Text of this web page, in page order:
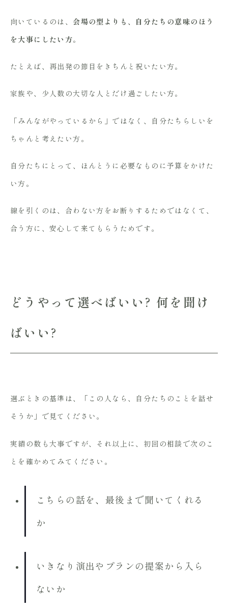
向いているのは、 会場の型よりも、自分たちの意味のほう
を大事にしたい方。
たとえば、再出発の節目をきちんと祝いたい方。
家族や、少人数の大切な人とだけ過ごしたい方。
「みんながやっているから」ではなく、自分たちらしいを
ちゃんと考えたい方。
自分たちにとって、ほんとうに必要なものに予算をかけた
い方。
線を引くのは、合わない方をお断りするためではなくて、
合う方に、安心して来てもらうためです。
どうやって選べばいい? 何を聞け
ばいい?
選ぶときの基準は、「この人なら、自分たちのことを話せ
そうか」で見てください。
実績の数も大事ですが、それ以上に、初回の相談で次のこ
とを確かめてみてください。
こちらの話を、最後まで聞いてくれる
か
いきなり演出やプランの提案から入ら
ないか